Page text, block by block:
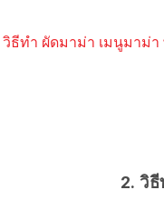
วิธีทำ ผัดมาม่า เมนูมาม่า
2. วิ